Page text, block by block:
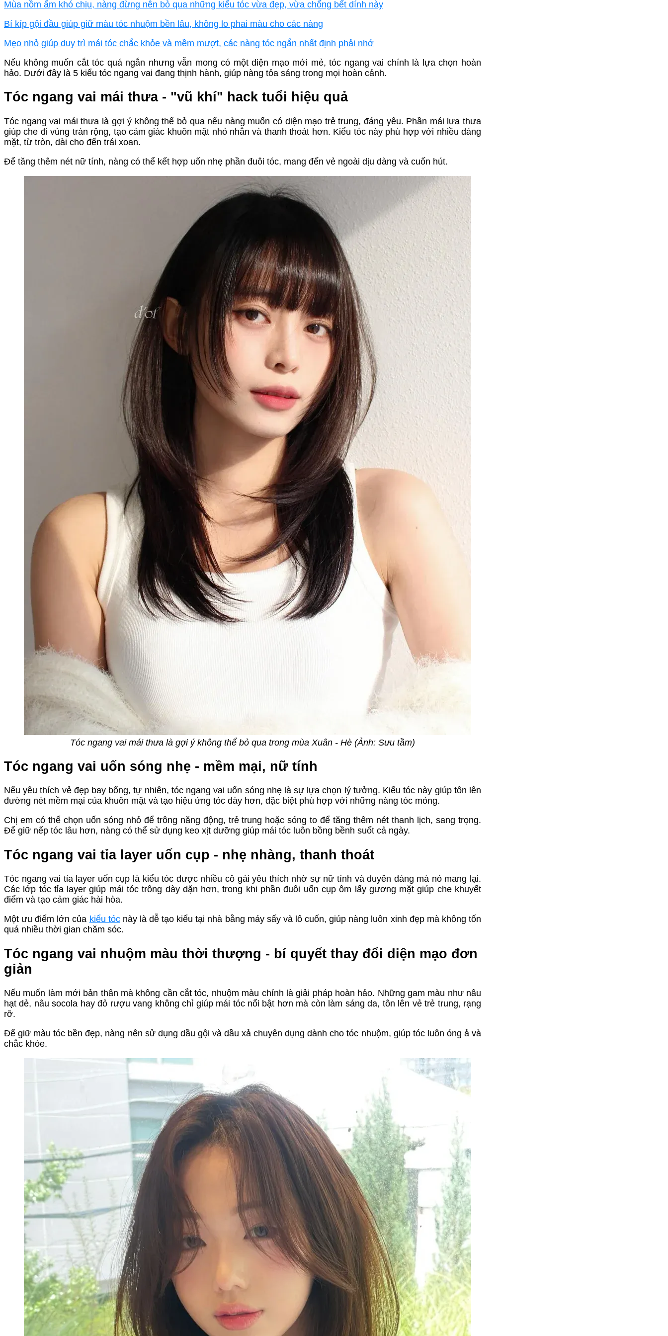
Mùa nồm ẩm khó chịu, nàng đừng nên bỏ qua những kiểu tóc vừa đẹp, vừa chống bết dính này
Bí kíp gội đầu giúp giữ màu tóc nhuộm bền lâu, không lo phai màu cho các nàng
Mẹo nhỏ giúp duy trì mái tóc chắc khỏe và mềm mượt, các nàng tóc ngắn nhất định phải nhớ
Nếu không muốn cắt tóc quá ngắn nhưng vẫn mong có một diện mạo mới mẻ, tóc ngang vai chính là lựa chọn hoàn
hảo. Dưới đây là 5 kiểu tóc ngang vai đang thịnh hành, giúp nàng tỏa sáng trong mọi hoàn cảnh.
Tóc ngang vai mái thưa - "vũ khí" hack tuổi hiệu quả
Tóc ngang vai mái thưa là gợi ý không thể bỏ qua nếu nàng muốn có diện mạo trẻ trung, đáng yêu. Phần mái lưa thưa
giúp che đi vùng trán rộng, tạo cảm giác khuôn mặt nhỏ nhắn và thanh thoát hơn. Kiểu tóc này phù hợp với nhiều dáng
mặt, từ tròn, dài cho đến trái xoan.
Để tăng thêm nét nữ tính, nàng có thể kết hợp uốn nhẹ phần đuôi tóc, mang đến vẻ ngoài dịu dàng và cuốn hút.
Tóc ngang vai mái thưa là gợi ý không thể bỏ qua trong mùa Xuân - Hè (Ảnh: Sưu tầm)
Tóc ngang vai uốn sóng nhẹ - mềm mại, nữ tính
Nếu yêu thích vẻ đẹp bay bổng, tự nhiên, tóc ngang vai uốn sóng nhẹ là sự lựa chọn lý tưởng. Kiểu tóc này giúp tôn lên
đường nét mềm mại của khuôn mặt và tạo hiệu ứng tóc dày hơn, đặc biệt phù hợp với những nàng tóc mỏng.
Chị em có thể chọn uốn sóng nhỏ để trông năng động, trẻ trung hoặc sóng to để tăng thêm nét thanh lịch, sang trọng.
Để giữ nếp tóc lâu hơn, nàng có thể sử dụng keo xịt dưỡng giúp mái tóc luôn bồng bềnh suốt cả ngày.
Tóc ngang vai tỉa layer uốn cụp - nhẹ nhàng, thanh thoát
Tóc ngang vai tỉa layer uốn cụp là kiểu tóc được nhiều cô gái yêu thích nhờ sự nữ tính và duyên dáng mà nó mang lại.
Các lớp tóc tỉa layer giúp mái tóc trông dày dặn hơn, trong khi phần đuôi uốn cụp ôm lấy gương mặt giúp che khuyết
điểm và tạo cảm giác hài hòa.
Một ưu điểm lớn của kiểu tócnày là dễ tạo kiểu tại nhà bằng máy sấy và lô cuốn, giúp nàng luôn xinh đẹp mà không tốn
quá nhiều thời gian chăm sóc.
Tóc ngang vai nhuộm màu thời thượng - bí quyết thay đổi diện mạo đơn
giản
Nếu muốn làm mới bản thân mà không cần cắt tóc, nhuộm màu chính là giải pháp hoàn hảo. Những gam màu như nâu
hạt dẻ, nâu socola hay đỏ rượu vang không chỉ giúp mái tóc nổi bật hơn mà còn làm sáng da, tôn lên vẻ trẻ trung, rạng
rỡ.
Để giữ màu tóc bền đẹp, nàng nên sử dụng dầu gội và dầu xả chuyên dụng dành cho tóc nhuộm, giúp tóc luôn óng ả và
chắc khỏe.